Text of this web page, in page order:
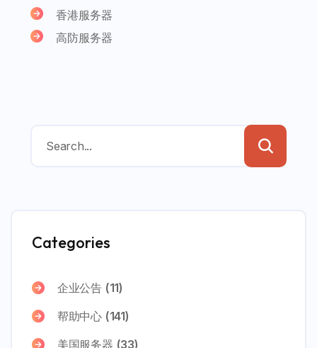
香港服务器
高防服务器
Categories
企业公告 (11)
帮助中心 (141)
美国服务器 (33)